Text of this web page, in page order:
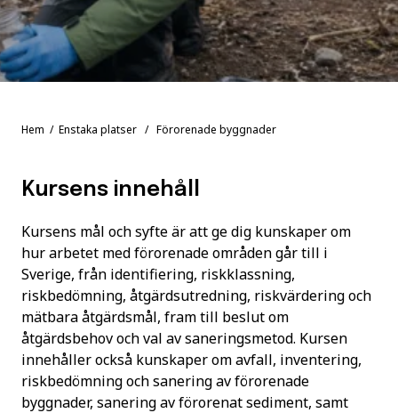
Hem / Enstaka platser / Förorenade byggnader
Kursens innehåll
Kursens mål och syfte är att ge dig kunskaper om
hur arbetet med förorenade områden går till i
Sverige, från identifiering, riskklassning,
riskbedömning, åtgärdsutredning, riskvärdering och
mätbara åtgärdsmål, fram till beslut om
åtgärdsbehov och val av saneringsmetod. Kursen
innehåller också kunskaper om avfall, inventering,
riskbedömning och sanering av förorenade
byggnader, sanering av förorenat sediment, samt